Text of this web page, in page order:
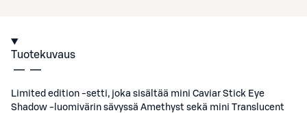
Tuotekuvaus
Limited edition -setti, joka sisältää mini Caviar Stick Eye
Shadow -luomivärin sävyssä Amethyst sekä mini Translucent